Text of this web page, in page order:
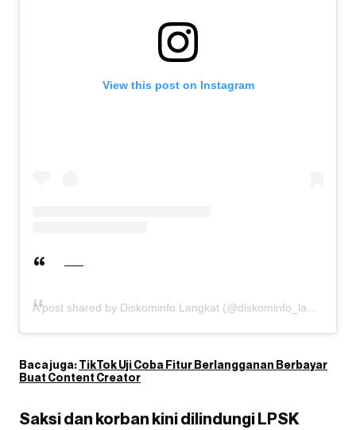
View this post on Instagram
A post shared by Diskominfo Langkat (@diskominfo_langkat)
Baca juga:TikTok Uji Coba Fitur Berlangganan Berbayar
Buat Content Creator
Saksi dan korban kini dilindungi LPSK